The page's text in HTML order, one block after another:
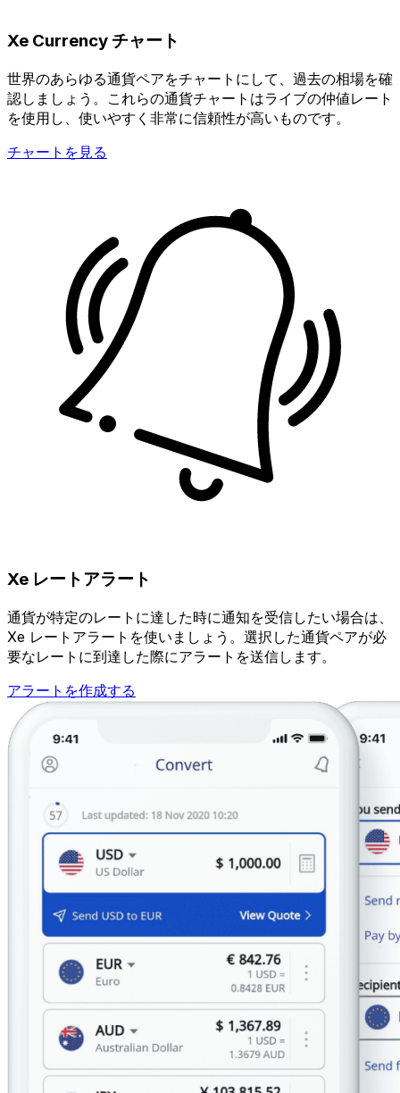
Xe Currency チャート
世界のあらゆる通貨ペアをチャートにして、過去の相場を確
認しましょう。これらの通貨チャートはライブの仲値レート
を使用し、使いやすく非常に信頼性が高いものです。
チャートを見る
Xe レートアラート
通貨が特定のレートに達した時に通知を受信したい場合は、
Xe レートアラートを使いましょう。選択した通貨ペアが必
要なレートに到達した際にアラートを送信します。
アラートを作成する